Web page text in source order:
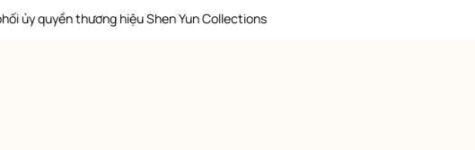
thương hiệu Shen Yun Collections